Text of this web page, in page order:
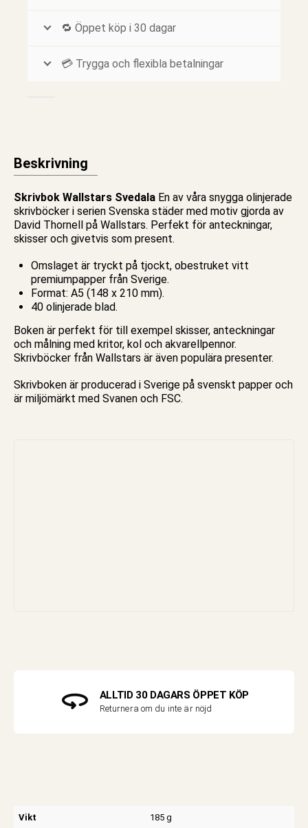
🔁 Öppet köp i 30 dagar
💳 Trygga och flexibla betalningar
Beskrivning
Skrivbok Wallstars Svedala En av våra snygga olinjerade
skrivböcker i serien Svenska städer med motiv gjorda av
David Thornell på Wallstars. Perfekt för anteckningar,
skisser och givetvis som present.
Omslaget är tryckt på tjockt, obestruket vitt
premiumpapper från Sverige.
Format: A5 (148 x 210 mm).
40 olinjerade blad.
Boken är perfekt för till exempel skisser, anteckningar
och målning med kritor, kol och akvarellpennor.
Skrivböcker från Wallstars är även populära presenter.
Skrivboken är producerad i Sverige på svenskt papper och
är miljömärkt med Svanen och FSC.
ALLTID 30 DAGARS ÖPPET KÖP
Returnera om du inte är nöjd
Vikt 185 g